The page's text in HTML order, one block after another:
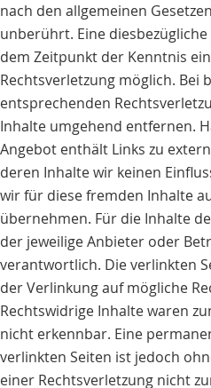
nach den allgemeinen
unberührt. Eine
dem Zeitpunkt der Kenntnis
Rechtsverletzung möglich. Bei
entsprechenden
Inhalte umgehend entfernen.
Angebot enthält Links zu
deren Inhalte wir keinen
wir für diese fremden Inhalte
übernehmen. Für die Inhalte
der jeweilige Anbieter oder
verantwortlich. Die verlinkten
der Verlinkung auf mögliche
Rechtswidrige Inhalte waren
nicht erkennbar. Eine
verlinkten Seiten ist jedoch
einer Rechtsverletzung nicht